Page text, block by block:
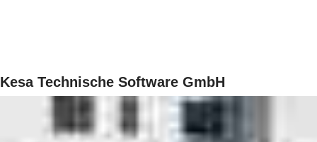
Kesa Technische Software GmbH